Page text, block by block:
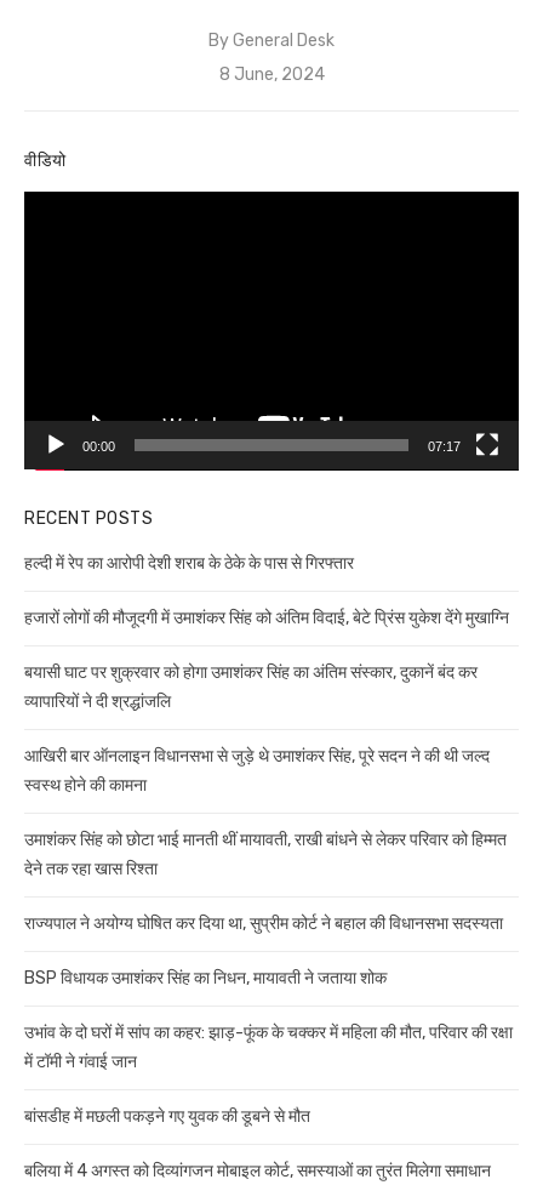
ByGeneral Desk
Posted
8 June, 2024
वीडियो
00:00 07:17
RECENT POSTS
हल्दी में रेप का आरोपी देशी शराब के ठेके के पास से गिरफ्तार
हजारों लोगों की मौजूदगी में उमाशंकर सिंह को अंतिम विदाई, बेटे प्रिंस युकेश देंगे मुखाग्नि
बयासी घाट पर शुक्रवार को होगा उमाशंकर सिंह का अंतिम संस्कार, दुकानें बंद कर
व्यापारियों ने दी श्रद्धांजलि
आखिरी बार ऑनलाइन विधानसभा से जुड़े थे उमाशंकर सिंह, पूरे सदन ने की थी जल्द
स्वस्थ होने की कामना
उमाशंकर सिंह को छोटा भाई मानती थीं मायावती, राखी बांधने से लेकर परिवार को हिम्मत
देने तक रहा खास रिश्ता
राज्यपाल ने अयोग्य घोषित कर दिया था, सुप्रीम कोर्ट ने बहाल की विधानसभा सदस्यता
BSP विधायक उमाशंकर सिंह का निधन, मायावती ने जताया शोक
उभांव के दो घरों में सांप का कहर: झाड़-फूंक के चक्कर में महिला की मौत, परिवार की रक्षा
में टॉमी ने गंवाई जान
बांसडीह में मछली पकड़ने गए युवक की डूबने से मौत
बलिया में 4 अगस्त को दिव्यांगजन मोबाइल कोर्ट, समस्याओं का तुरंत मिलेगा समाधान